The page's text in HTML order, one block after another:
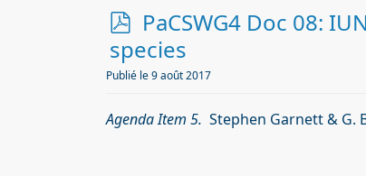
p
d
f
PaCSWG4 Doc 08:
species
Publié le 9 août 2017
Agenda Item 5. Stephen Garnett & G.